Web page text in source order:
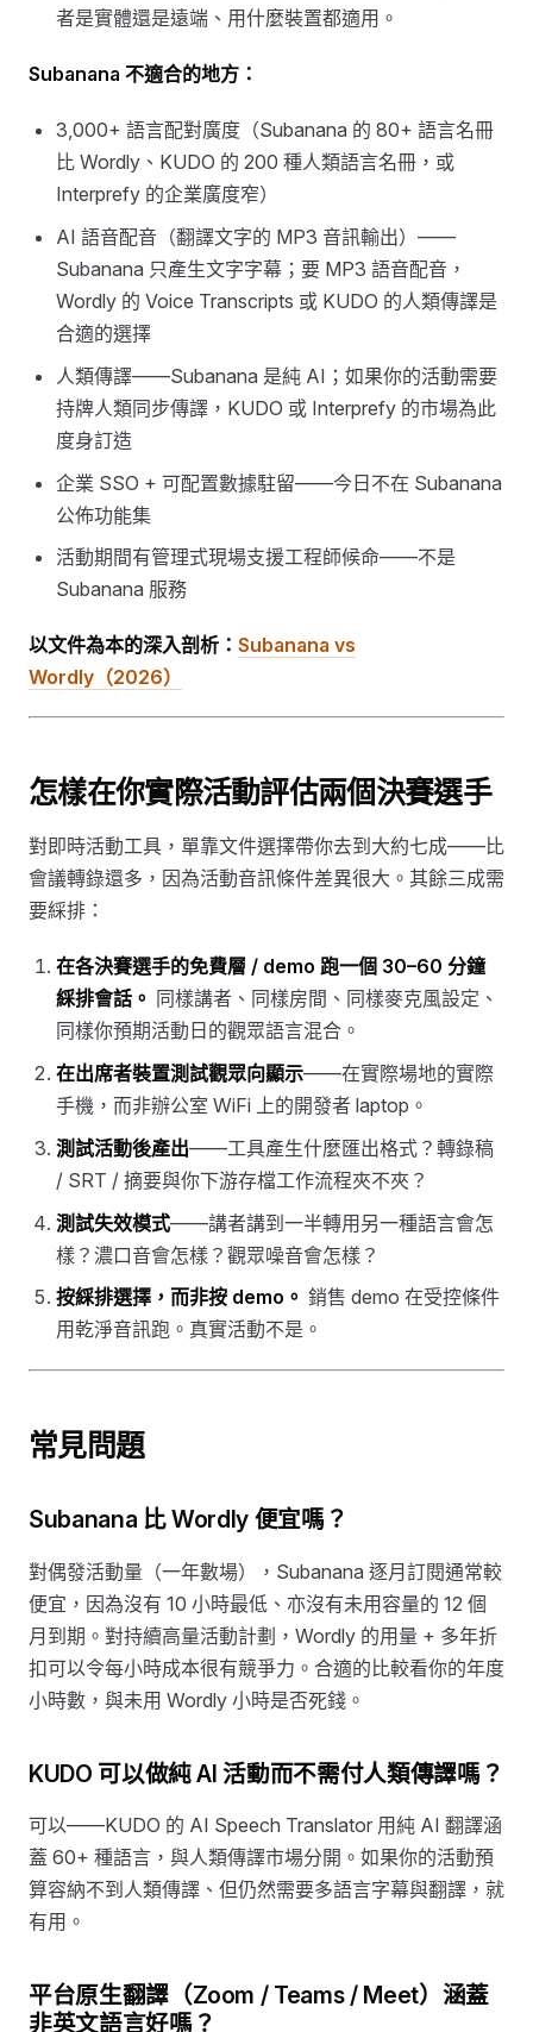
者是實體還是遠端、用什麼裝置都適用。
Subanana 不適合的地方：
3,000+ 語言配對廣度（Subanana 的 80+ 語言名冊
比 Wordly、KUDO 的 200 種人類語言名冊，或
Interprefy 的企業廣度窄）
AI 語音配音（翻譯文字的 MP3 音訊輸出）——
Subanana 只產生文字字幕；要 MP3 語音配音，
Wordly 的 Voice Transcripts 或 KUDO 的人類傳譯是
合適的選擇
人類傳譯——Subanana 是純 AI；如果你的活動需要
持牌人類同步傳譯，KUDO 或 Interprefy 的市場為此
度身訂造
企業 SSO + 可配置數據駐留——今日不在 Subanana
公佈功能集
活動期間有管理式現場支援工程師候命——不是
Subanana 服務
以文件為本的深入剖析： Subanana vs
Wordly（2026）
怎樣在你實際活動評估兩個決賽選手
對即時活動工具，單靠文件選擇帶你去到大約七成——比
會議轉錄還多，因為活動音訊條件差異很大。其餘三成需
要綵排：
在各決賽選手的免費層 / demo 跑一個 30–60 分鐘
綵排會話。 同樣講者、同樣房間、同樣麥克風設定、
同樣你預期活動日的觀眾語言混合。
在出席者裝置測試觀眾向顯示——在實際場地的實際
手機，而非辦公室 WiFi 上的開發者 laptop。
測試活動後產出——工具產生什麼匯出格式？轉錄稿
/ SRT / 摘要與你下游存檔工作流程夾不夾？
測試失效模式——講者講到一半轉用另一種語言會怎
樣？濃口音會怎樣？觀眾噪音會怎樣？
按綵排選擇，而非按 demo。 銷售 demo 在受控條件
用乾淨音訊跑。真實活動不是。
常見問題
Subanana 比 Wordly 便宜嗎？
對偶發活動量（一年數場），Subanana 逐月訂閱通常較
便宜，因為沒有 10 小時最低、亦沒有未用容量的 12 個
月到期。對持續高量活動計劃，Wordly 的用量 + 多年折
扣可以令每小時成本很有競爭力。合適的比較看你的年度
小時數，與未用 Wordly 小時是否死錢。
KUDO 可以做純 AI 活動而不需付人類傳譯嗎？
可以——KUDO 的 AI Speech Translator 用純 AI 翻譯涵
蓋 60+ 種語言，與人類傳譯市場分開。如果你的活動預
算容納不到人類傳譯、但仍然需要多語言字幕與翻譯，就
有用。
平台原生翻譯（Zoom / Teams / Meet）涵蓋
非英文語言好嗎？